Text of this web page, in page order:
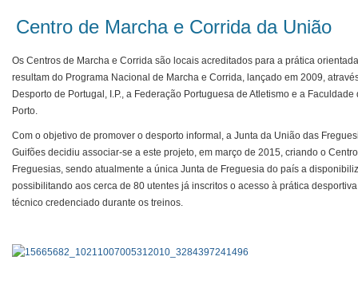
Centro de Marcha e Corrida da União
Os Centros de Marcha e Corrida são locais acreditados para a prática
resultam do Programa Nacional de Marcha e Corrida, lançado em 2009,
Desporto de Portugal, I.P., a Federação Portuguesa de Atletismo e a
Porto.
Com o objetivo de promover o desporto informal, a Junta da União das
Guifões decidiu associar-se a este projeto, em março de 2015, criando o
Freguesias, sendo atualmente a única Junta de Freguesia do país a
possibilitando aos cerca de 80 utentes já inscritos o acesso à prática
técnico credenciado durante os treinos.